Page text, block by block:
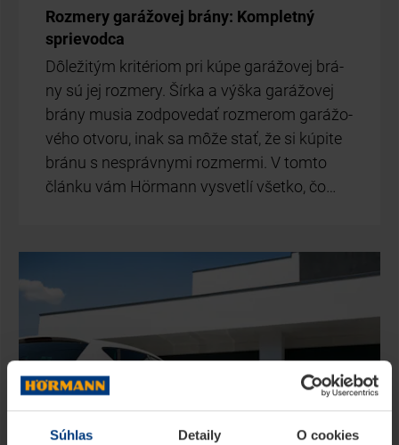
Súhlas Detaily O cookies
Roz­me­ry ga­rá­žo­vej brá­ny: Kom­plet­ný
sprie­vod­ca
Dô­le­ži­tým kri­té­ri­om pri kúpe ga­rá­žo­vej brá­
ny sú jej roz­me­ry. Šír­ka a výš­ka ga­rá­žo­vej
brá­ny mu­sia zod­po­ve­dať roz­me­rom ga­rá­žo­
vé­ho ot­vo­ru, inak sa môže stať, že si kú­pi­te
brá­nu s ne­správ­ny­mi roz­mer­mi. V tom­to
člán­ku vám Hör­mann vy­svet­lí všet­ko, čo…